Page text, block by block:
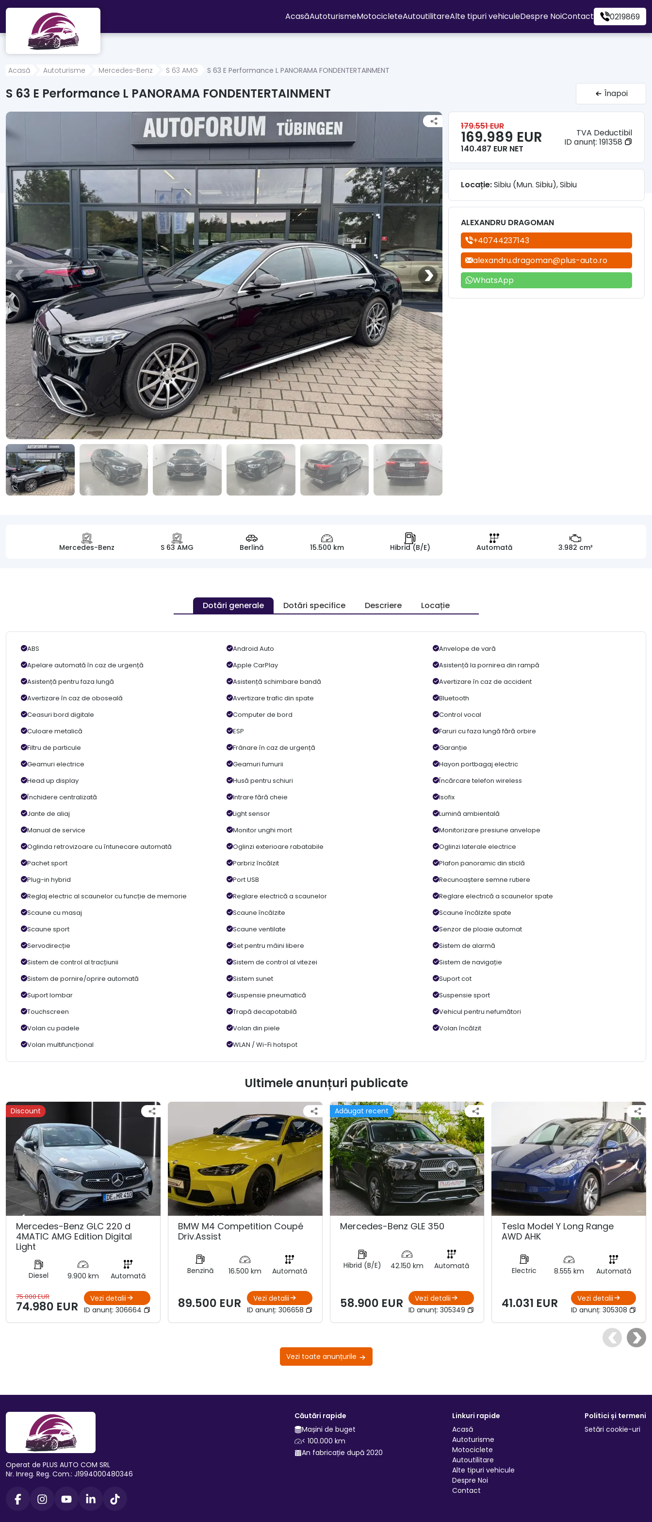
Mergi direct la conținutul principal
AcasăAutoturismeMotocicleteAutoutilitareAlte tipuri vehiculeDespre NoiContact 0219869
Acasă Autoturisme Mercedes-Benz S 63 AMG S 63 E Performance L PANORAMA FONDENTERTAINMENT
S 63 E Performance L PANORAMA FONDENTERTAINMENT Înapoi
Mercedes-Benz S 63 AMG Berlină 15.500 km Hibrid (B/E) Automată 3.982 cm³
Dotări generale Dotări specifice Descriere Locație
ABS Android Auto
Anvelope de vară
Apelare automată în caz de urgență
Apple CarPlay
Asistență la pornirea din rampă
Asistență pentru faza lungă
Asistență schimbare bandă
Avertizare în caz de accident
Avertizare în caz de oboseală
Avertizare trafic din spate
Bluetooth
Ceasuri bord digitale
Computer de bord
Control vocal
Culoare metalică
ESP
Faruri cu faza lungă fără orbire
Filtru de particule
Frânare în caz de urgență
Garanție
Geamuri electrice
Geamuri fumurii
Hayon portbagaj electric
Head up display
Husă pentru schiuri
Încărcare telefon wireless
Închidere centralizată
Intrare fără cheie
Isofix
Jante de aliaj
Light sensor
Lumină ambientală
Manual de service
Monitor unghi mort
Monitorizare presiune anvelope
Oglinda retrovizoare cu întunecare automată
Oglinzi exterioare rabatabile
Oglinzi laterale electrice
Pachet sport
Parbriz încălzit
Plafon panoramic din sticlă
Plug-in hybrid
Port USB
Recunoaștere semne rutiere
Reglaj electric al scaunelor cu funcție de memorie
Reglare electrică a scaunelor
Reglare electrică a scaunelor spate
Scaune cu masaj
Scaune încălzite
Scaune încălzite spate
Scaune sport
Scaune ventilate
Senzor de ploaie automat
Servodirecție
Set pentru mâini libere
Sistem de alarmă
Sistem de control al tracțiunii
Sistem de control al vitezei
Sistem de navigație
Sistem de pornire/oprire automată
Sistem sunet
Suport cot
Suport lombar
Suspensie pneumatică
Suspensie sport
Touchscreen
Trapă decapotabilă
Vehicul pentru nefumători
Volan cu padele
Volan din piele
Volan încălzit
Volan multifuncțional
WLAN / Wi-Fi hotspot
179.551 EUR
169.989 EUR
140.487 EUR NET
TVA Deductibil
ID anunț: 191358
Locație:Sibiu (Mun. Sibiu), Sibiu
ALEXANDRU DRAGOMAN
+40744237143
alexandru.dragoman@plus-auto.ro
WhatsApp
Ultimele anunțuri publicate
Discount
Mercedes-Benz GLC 220 d
4MATIC AMG Edition Digital
Light
Diesel 9.900 km Automată
75.000 EUR
74.980 EUR
Vezi detalii
ID anunț: 306664
BMW M4 Competition Coupé
Driv.Assist
Benzină 16.500 km Automată
89.500 EUR
Vezi detalii
ID anunț: 306658
Adăugat recent
Mercedes-Benz GLE 350
Hibrid (B/E) 42.150 km Automată
58.900 EUR
Vezi detalii
ID anunț:305349
Tesla Model Y Long Range
AWD AHK
Electric 8.555 km Automată
41.031 EUR
Vezi detalii
ID anunț: 305308
Vezi toate anunțurile
Operat de PLUS AUTO COM SRL
Nr. Inreg. Reg. Com.: J1994000480346
Căutări rapide
Mașini de buget
< 100.000 km
An fabricație după 2020
Linkuri rapide
Acasă
Autoturisme
Motociclete
Autoutilitare
Alte tipuri vehicule
Despre Noi
Contact
Politici și termeni
Setări cookie-uri